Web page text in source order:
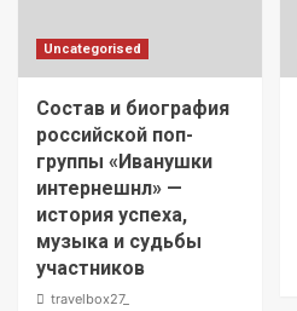
Uncategorised
Состав и биография
российской поп-
группы «Иванушки
интернешнл» —
история успеха,
музыка и судьбы
участников
travelbox27_